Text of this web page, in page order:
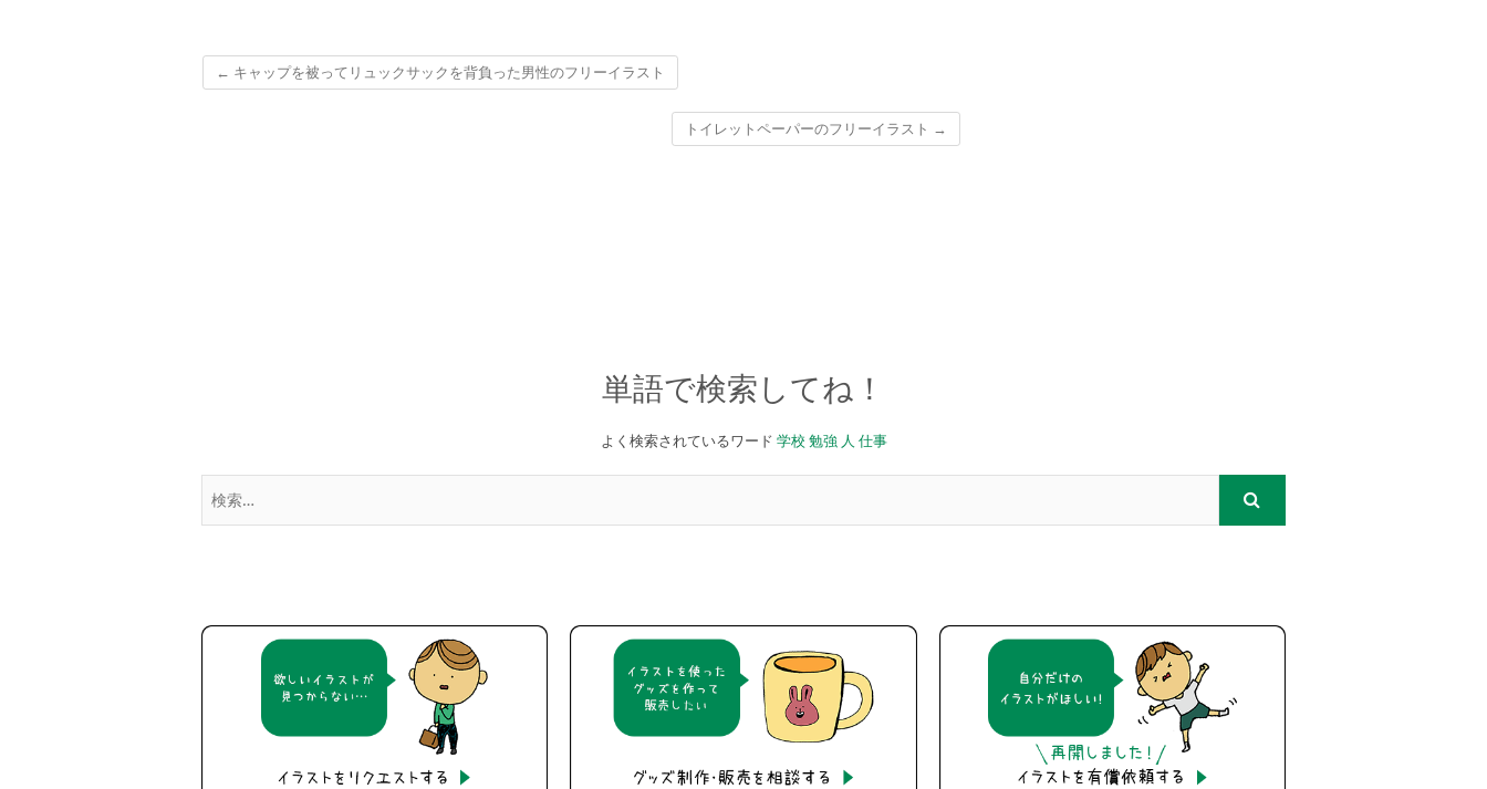
← キャップを被ってリュックサックを背負った男性のフリーイラスト
トイレットペーパーのフリーイラスト →
単語で検索してね！
よく検索されているワード 学校 勉強 人 仕事